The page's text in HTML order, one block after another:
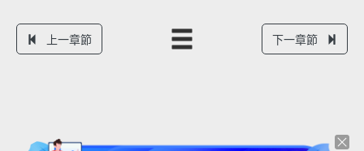
上一章節 下一章節